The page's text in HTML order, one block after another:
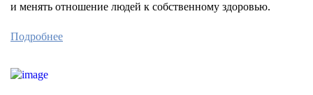
и менять отношение людей к собственному здоровью.
Подробнее